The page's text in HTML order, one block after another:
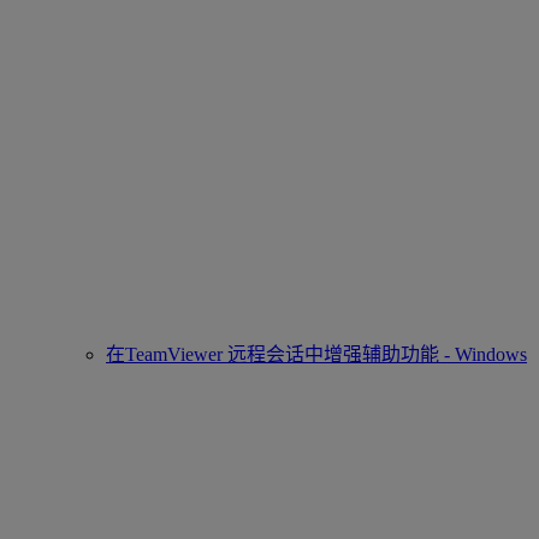
在TeamViewer 远程会话中增强辅助功能 - Windows